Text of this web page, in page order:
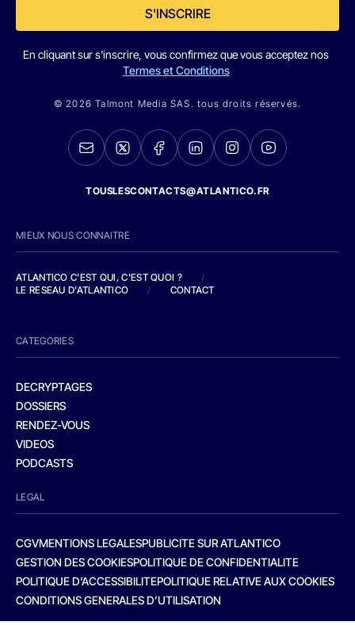
S'INSCRIRE
En cliquant sur s'inscrire, vous confirmez que vous acceptez nos
Termes et Conditions
© 2026 Talmont Media SAS. tous droits réservés.
TOUSLESCONTACTS@ATLANTICO.FR
MIEUX NOUS CONNAITRE
ATLANTICO C'EST QUI, C'EST QUOI ?
/
LE RESEAU D'ATLANTICO
/ CONTACT
CATEGORIES
DECRYPTAGES
DOSSIERS
RENDEZ-VOUS
VIDEOS
PODCASTS
LEGAL
CGVMENTIONS LEGALESPUBLICITE SUR ATLANTICO
GESTION DES COOKIESPOLITIQUE DE CONFIDENTIALITE
POLITIQUE D’ACCESSIBILITEPOLITIQUE RELATIVE AUX COOKIES
CONDITIONS GENERALES D’UTILISATION